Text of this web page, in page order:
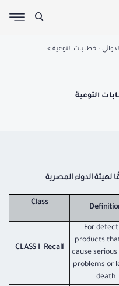
- خطابات التوعية
التوعية
الدواء المصرية
Class
For
products
cause
problems or
death
CLASS I Recall